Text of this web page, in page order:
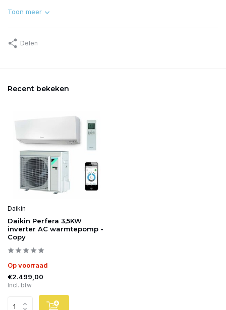
Toon meer
Delen
Recent bekeken
Daikin
Daikin Perfera 3,5KW
inverter AC warmtepomp -
Copy
Op voorraad
€2.499,00
Incl. btw